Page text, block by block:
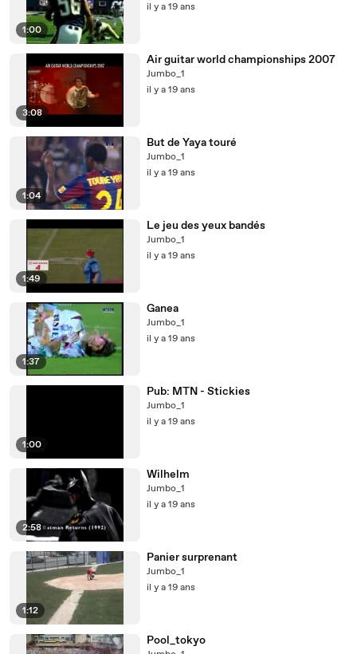
1:00
il y a 19 ans
3:08
Air guitar world championships 2007
Jumbo_1
il y a 19 ans
1:04
But de Yaya touré
Jumbo_1
il y a 19 ans
1:49
Le jeu des yeux bandés
Jumbo_1
il y a 19 ans
1:37
Ganea
Jumbo_1
il y a 19 ans
1:00
Pub: MTN - Stickies
Jumbo_1
il y a 19 ans
2:58
Wilhelm
Jumbo_1
il y a 19 ans
1:12
Panier surprenant
Jumbo_1
il y a 19 ans
Pool_tokyo